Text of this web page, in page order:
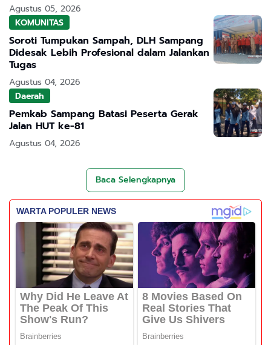
Agustus 05, 2026
KOMUNITAS
Soroti Tumpukan Sampah, DLH Sampang
Didesak Lebih Profesional dalam Jalankan
Tugas
Agustus 04, 2026
Daerah
Pemkab Sampang Batasi Peserta Gerak
Jalan HUT ke-81
Agustus 04, 2026
Baca Selengkapnya